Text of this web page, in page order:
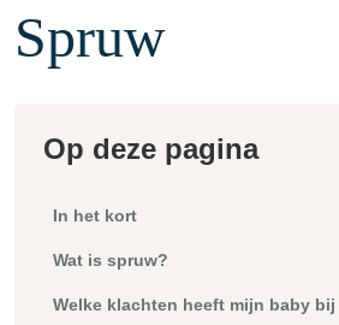
Spruw
Op deze pagina
In het kort
Wat is spruw?
Welke klachten heeft mijn baby